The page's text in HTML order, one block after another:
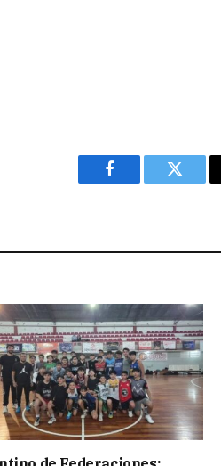
Facebook Twitter